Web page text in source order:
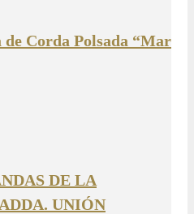
Corda Polsada “Mar
DE LA
UNIÓN